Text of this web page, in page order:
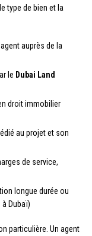
type de bien et la
auprès de la
le Dubai Land
droit immobilier
au projet et son
de service,
longue durée ou
Dubaï)
particulière. Un agent